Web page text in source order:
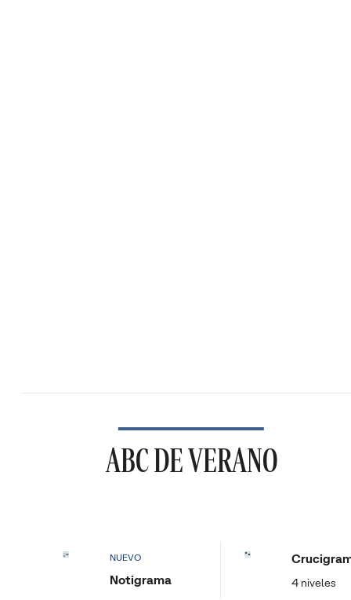
ABC DE VERANO
NUEVO
Notigrama 4 niveles